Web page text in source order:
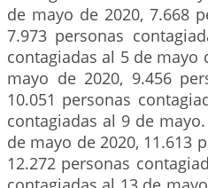
de mayo de 2020, 7.668
7.973 personas
contagiadas al 5 de mayo
mayo de 2020, 9.456
10.051 personas
contagiadas al 9 de
de mayo de 2020, 11.613
12.272 personas